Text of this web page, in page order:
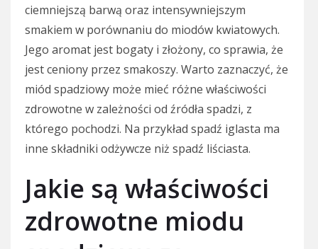
ciemniejszą barwą oraz intensywniejszym
smakiem w porównaniu do miodów kwiatowych.
Jego aromat jest bogaty i złożony, co sprawia, że
jest ceniony przez smakoszy. Warto zaznaczyć, że
miód spadziowy może mieć różne właściwości
zdrowotne w zależności od źródła spadzi, z
którego pochodzi. Na przykład spadź iglasta ma
inne składniki odżywcze niż spadź liściasta.
Jakie są właściwości
zdrowotne miodu